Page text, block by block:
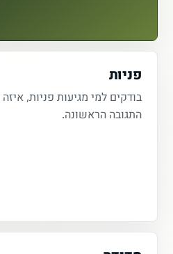
פניות
בודקים למי מגיעות פניות,
התגובה הראשונה.